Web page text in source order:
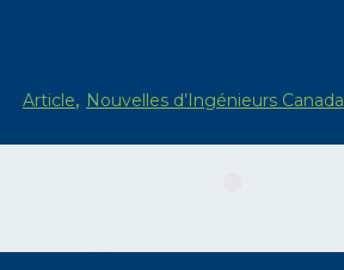
Article, Nouvelles d’Ingénieurs Canada